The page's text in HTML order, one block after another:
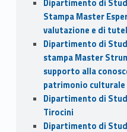
Dipartimento di
Stampa Master
valutazione e di
Dipartimento di
stampa Master
supporto alla
patrimonio culturale
Dipartimento di
Tirocini
Dipartimento di